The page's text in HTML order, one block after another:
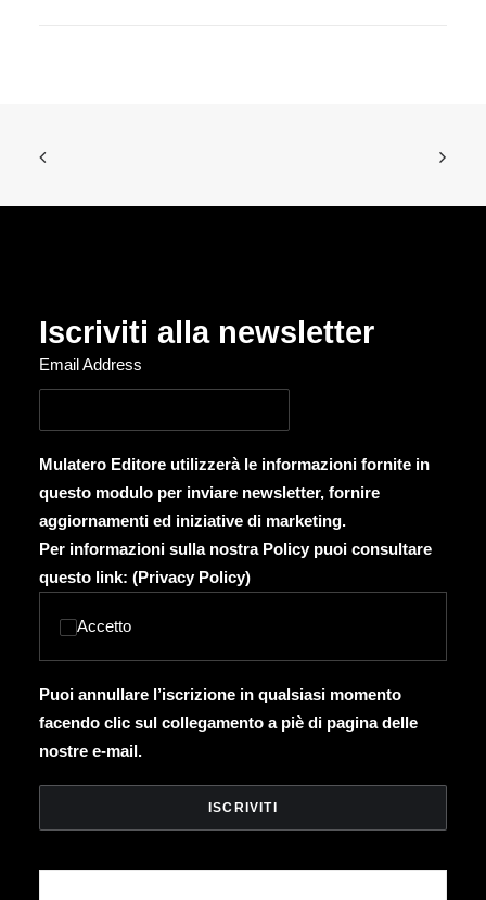
Iscriviti alla newsletter
Email Address
Mulatero Editore utilizzerà le informazioni fornite in
questo modulo per inviare newsletter, fornire
aggiornamenti ed iniziative di marketing.
Per informazioni sulla nostra Policy puoi consultare
questo link: (Privacy Policy)
Accetto
Puoi annullare l’iscrizione in qualsiasi momento
facendo clic sul collegamento a piè di pagina delle
nostre e-mail.